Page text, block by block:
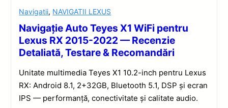
Navigatii, NAVIGATII LEXUS
Navigație Auto Teyes X1 WiFi pentru
Lexus RX 2015-2022 — Recenzie
Detaliată, Testare & Recomandări
Unitate multimedia Teyes X1 10.2-inch pentru Lexus
RX: Android 8.1, 2+32GB, Bluetooth 5.1, DSP și ecran
IPS — performanță, conectivitate și calitate audio.